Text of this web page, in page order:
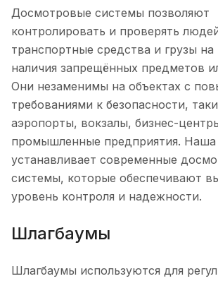
Досмотровые системы позволяют
контролировать и проверять
транспортные средства и грузы
наличия запрещённых предметов
Они незаменимы на объектах с
требованиями к безопасности,
аэропорты, вокзалы, бизнес-
промышленные предприятия. Наша
устанавливает современные
системы, которые обеспечивают
уровень контроля и надежности.
Шлагбаумы
Шлагбаумы используются для